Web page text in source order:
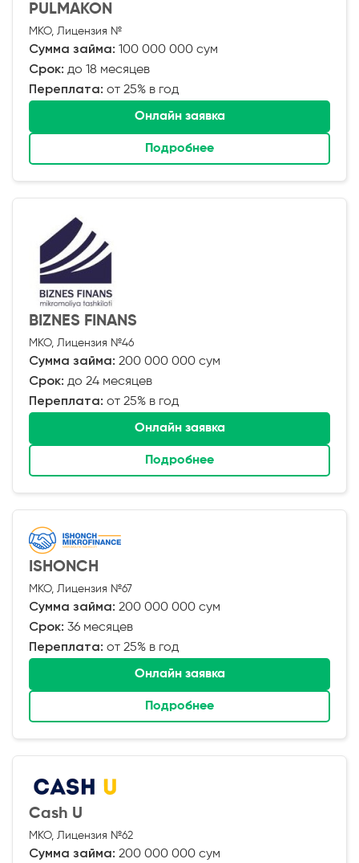
PULMAKON
МКО, Лицензия №
Сумма займа: 100 000 000 сум
Срок: до 18 месяцев
Переплата: от 25% в год
Онлайн заявка
Подробнее
BIZNES FINANS
МКО, Лицензия №46
Сумма займа: 200 000 000 сум
Срок: до 24 месяцев
Переплата: от 25% в год
Онлайн заявка
Подробнее
ISHONCH
МКО, Лицензия №67
Сумма займа: 200 000 000 сум
Срок: 36 месяцев
Переплата: от 25% в год
Онлайн заявка
Подробнее
Cash U
МКО, Лицензия №62
Сумма займа: 200 000 000 сум